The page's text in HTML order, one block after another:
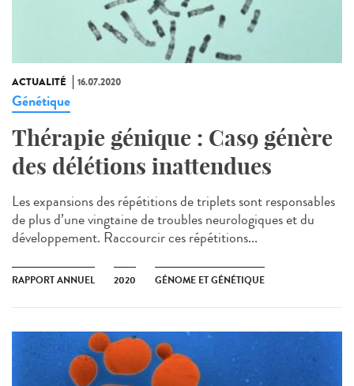
ACTUALITÉ 16.07.2020
Génétique
Thérapie génique : Cas9 génère
des délétions inattendues
Les expansions des répétitions de triplets sont responsables
de plus d’une vingtaine de troubles neurologiques et du
développement. Raccourcir ces répétitions...
RAPPORT ANNUEL 2020 GÉNOME ET GÉNÉTIQUE